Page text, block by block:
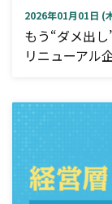
2026年01月01日 (
もう“ダメ出
リニューアル